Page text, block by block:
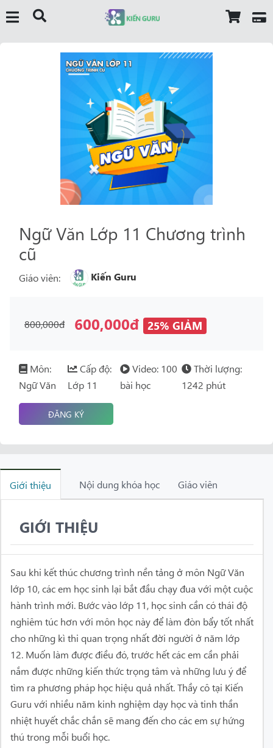
Ngữ Văn Lớp 11 Chương trình
cũ
Giáo viên: Kiến Guru
800,000đ 600,000đ 25% GIẢM
Môn:
Ngữ Văn
Cấp độ:
Lớp 11
Video: 100
bài học
Thời lượng:
1242 phút
ĐĂNG KÝ
Giới thiệu Nội dung khóa học Giáo viên
GIỚI THIỆU
Sau khi kết thúc chương trình nền tảng ở môn Ngữ Văn
lớp 10, các em học sinh lại bắt đầu chạy đua với một cuộc
hành trình mới. Bước vào lớp 11, học sinh cần có thái độ
nghiêm túc hơn với môn học này để làm đòn bẩy tốt nhất
cho những kì thi quan trọng nhất đời người ở năm lớp
12. Muốn làm được điều đó, trước hết các em cần phải
nắm được những kiến thức trọng tâm và những lưu ý để
tìm ra phương pháp học hiệu quả nhất.Thầy cô tại Kiến
Guru với nhiều năm kinh nghiệm dạy học và tinh thần
nhiệt huyết chắc chắn sẽ mang đến cho các em sự hứng
thú trong mỗi buổi học.